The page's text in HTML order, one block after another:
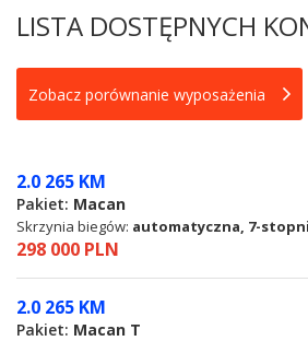
LISTA DOSTĘPNYCH
Zobacz porównanie wyposażenia
2.0 265 KM
Pakiet: Macan
Skrzynia biegów: automatyczna, 7-
298 000 PLN
2.0 265 KM
Pakiet: Macan T